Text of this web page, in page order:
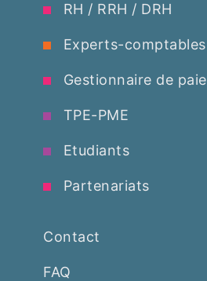
RH / RRH / DRH
Experts-comptables
Gestionnaire de paie
TPE-PME
Etudiants
Partenariats
Contact
FAQ